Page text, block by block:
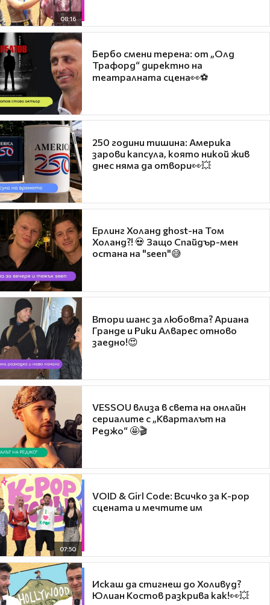
08:16
Бербо смени терена: от „Олд
Трафорд“ директно на
театралната сцена👀⚽
250 години тишина: Америка
зарови капсула, която никой жив
днес няма да отвори👀💥
Ерлинг Холанд ghost-на Том
Холанд?! 💀 Защо Спайдър-мен
остана на "seen"😅
Втори шанс за любовта? Ариана
Гранде и Рики Алварес отново
заедно!😍
VESSOU влиза в света на онлайн
сериалите с „Кварталът на
Реджо“ 🤩🎬
07:50
VOID & Girl Code: Всичко за K-pop
сцената и мечтите им
Искаш да стигнеш до Холивуд?
Юлиан Костов разкрива как!👀💥